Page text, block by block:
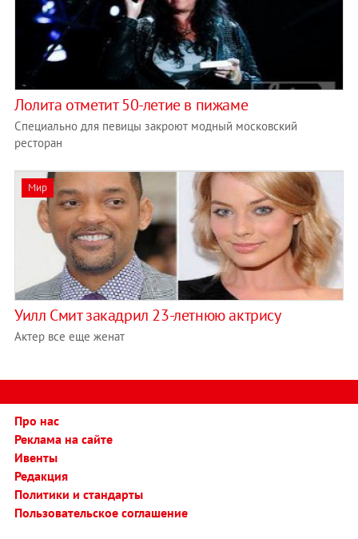
Лолита отметит 50-летие в пижаме
Специально для певицы закроют модный московский
ресторан
Мир
Уилл Смит закадрил 23-летнюю актрису
Актер все еще женат
Про нас
Реклама на сайте
Ивенты
Редакция
Политики и стандарты
Пользовательское соглашение